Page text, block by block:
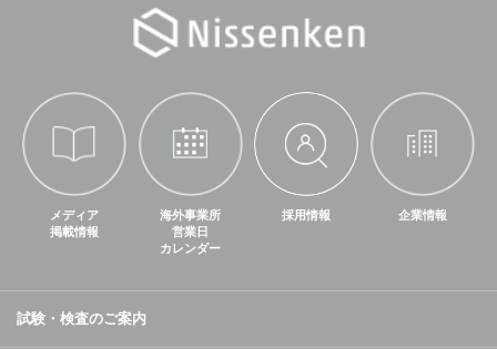
メディア
掲載情報
海外事業所
営業日
カレンダー
採用情報 企業情報
試験・検査のご案内